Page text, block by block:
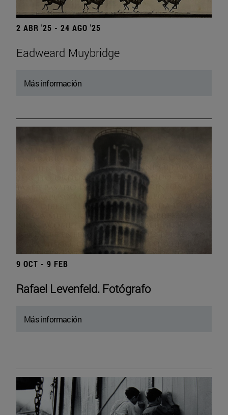
2 ABR '25 - 24 AGO '25
Eadweard Muybridge
Más información
9 OCT - 9 FEB
Rafael Levenfeld. Fotógrafo
Más información